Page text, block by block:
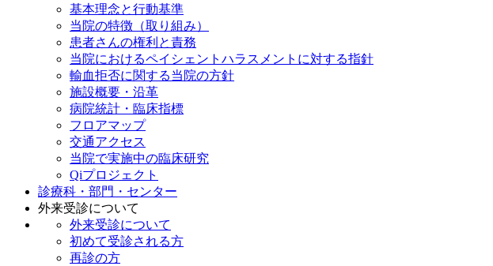
基本理念と行動基準
当院の特徴（取り組み）
患者さんの権利と責務
当院におけるペイシェントハラスメントに対する指針
輸血拒否に関する当院の方針
施設概要・沿革
病院統計・臨床指標
フロアマップ
交通アクセス
当院で実施中の臨床研究
Qiプロジェクト
診療科・部門・センター
外来受診について
外来受診について
初めて受診される方
再診の方